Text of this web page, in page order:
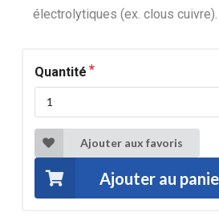
électrolytiques (ex. clous cuivre).
Quantité
Ajouter aux favoris
Ajouter au